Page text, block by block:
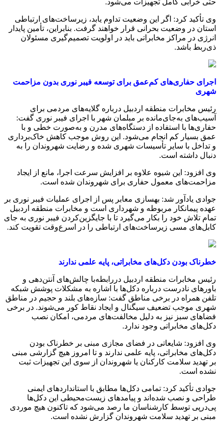
وی تأکید کرد: اگر این وضعیت تداوم یابد، زیرساخت‌های ارتباطی
استان در وضعیت بحرانی قرار خواهند گرفت. بنابراین، تأمین پایدار
انرژی در مراکز مخابراتی باید در اولویت تصمیم‌گیری مسئولان
ذی‌ربط باشد.
اجرای حفاری‌های کم‌عمق برای توسعه فیبر نوری بدون مزاحمت
شهری
رئیس مخابرات منطقه اردبیل درباره گلایه‌های مردمی برای
آسیب‌های به‌جای‌مانده بر مبلمان شهر با اجرای فیبر نوری گفت:
حفاری‌ها با استفاده از دستگاه‌های مدرن و به‌صورت خطی و با
عمق بسیار کم انجام می‌شود. این روش موجب کاهش خاک‌برداری
و تداخل با سایر تأسیسات شهری شده و رضایت شهروندان را به‌
دنبال داشته است.
وی افزود: این شیوه علاوه بر افزایش سرعت اجرا، مانع از ایجاد
مزاحمت‌های معمول حفاری برای شهروندان شده است.
جوادی یادآور شد: بهسازی معابر پس از اجرای عملیات فیبر نوری بر
عهده پیمانکار مربوطه و شهرداری است و مخابرات منطقه اردبیل
تمام تلاش خود را بکار می‌گیرد تا با جایگزین‌کردن فیبر نوری به جای
کابل‌های مسی زیرساخت‌های ارتباطی را در اسرع‌وقت تقویت کند.
خطرناک بودن دکل‌های مخابراتی، پایه علمی ندارند
رئیس مخابرات منطقه اردبیل دررابطه‌با چالش‌های آنتن‌دهی و
باورهای نادرست درباره دکل‌ها با اشاره به مشکلات پوشش شبکه
تلفن همراه در برخی مناطق گفت: سازه‌های بلند و حجیم در مناطق
شهری موجب تضعیف سیگنال و ایجاد نقاط کور می‌شوند. در برخی
فضاهای سبز نیز به دلیل مخالفت‌های مردمی، امکان نصب
دکل‌های مخابراتی وجود ندارد.
وی افزود: شایعاتی در فضای مجازی مبنی بر خطرناک بودن
دکل‌های مخابراتی، پایه علمی ندارند و تا امروز هیچ گزارشی مبنی
بر تهدید سلامت کارکنان یا شهروندان از سوی این تجهیزات ثبت
نشده است.
جوادی تأکید کرد: تمامی دکل‌ها مطابق با استانداردهای ایمنی
طراحی و نصب شده‌اند و پیامدهای زیست‌محیطی این دکل‌ها
پی‌درپی توسط کارشناسان ما رصد می‌شود که تاکنون هیچ موردی
مبنی بر تهدید سلامت شهروندان گزارش نشده است.